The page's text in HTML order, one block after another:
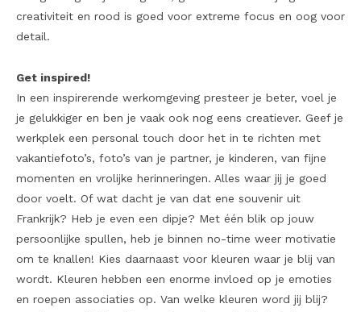
creativiteit en rood is goed voor extreme focus en oog voor
detail.
Get inspired!
In een inspirerende werkomgeving presteer je beter, voel je
je gelukkiger en ben je vaak ook nog eens creatiever. Geef je
werkplek een personal touch door het in te richten met
vakantiefoto’s, foto’s van je partner, je kinderen, van fijne
momenten en vrolijke herinneringen. Alles waar jij je goed
door voelt. Of wat dacht je van dat ene souvenir uit
Frankrijk? Heb je even een dipje? Met één blik op jouw
persoonlijke spullen, heb je binnen no-time weer motivatie
om te knallen! Kies daarnaast voor kleuren waar je blij van
wordt. Kleuren hebben een enorme invloed op je emoties
en roepen associaties op. Van welke kleuren word jij blij?